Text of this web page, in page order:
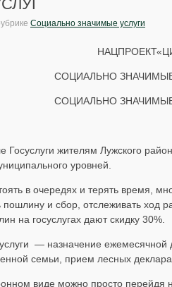
Социально значимые услуги
СОЦИАЛЬНО
СОЦИАЛЬНО
жителям Лужского
уровней.
в очередях и терять время,
пошлину и сбор, отслеживать ход
на госуслугах дают скидку 30%.
— назначение ежемесячной
семьи, прием лесных
виде можно просто перейдя